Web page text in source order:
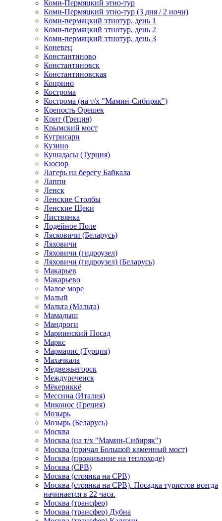
Коми-Пермяцкий этно-тур
Коми-Пермяцкий этно-тур (3 дня / 2 ночи)
Коми-пермяцкий этнотур, день 1
Коми-пермяцкий этнотур, день 2
Коми-пермяцкий этнотур, день 3
Коневец
Константиново
Константиновск
Константиновская
Коприно
Кострома
Кострома (на т/х "Мамин-Сибиряк")
Крепость Орешек
Крит (Греция)
Крымский мост
Кугрисари
Кузино
Кушадасы (Турция)
Кюсюр
Лагерь на берегу Байкала
Лаппи
Ленск
Ленские Столбы
Ленские Щеки
Листвянка
Лодейное Поле
Лясковичи (Беларусь)
Ляховичи
Ляховичи (гидроузел)
Ляховичи (гидроузел) (Беларусь)
Макарьев
Макарьево
Малое море
Малый
Мальта (Мальта)
Мамадыш
Мандроги
Мариинский Посад
Маркс
Мармарис (Турция)
Махачкала
Медвежьегорск
Междуреченск
Мёкериккё
Мессина (Италия)
Миконос (Греция)
Мозырь
Мозырь (Беларусь)
Москва
Москва (на т/х "Мамин-Сибиряк")
Москва (причал Большой каменный мост)
Москва (проживание на теплоходе)
Москва (СРВ)
Москва (стоянка на СРВ)
Москва (стоянка на СРВ). Посадка туристов всегда
начинается в 22 часа.
Москва (трансфер)
Москва (трансфер) Дубна